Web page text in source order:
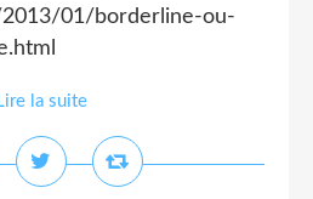
01/borderline-ou-
Lire la suite